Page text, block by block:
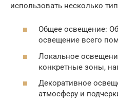
использовать несколько
Общее освещение:
освещение всего
Локальное
конкретные зоны,
Декоративное
атмосферу и